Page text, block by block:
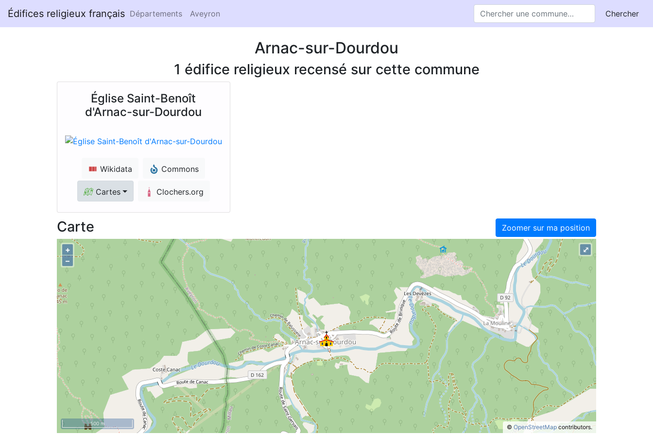
Édifices religieux français Départements Aveyron Chercher
Arnac-sur-Dourdou
1 édifice religieux recensé sur cette commune
Église Saint-Benoît
d'Arnac-sur-Dourdou
Wikidata Commons
Cartes Clochers.org
Zoomer sur ma position
Carte
+
–
© OpenStreetMap contributors.
⤢
500 m